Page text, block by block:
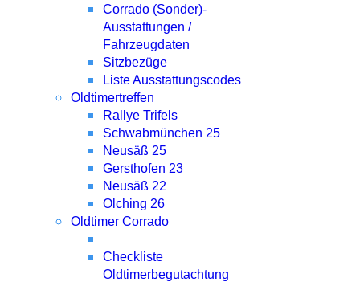
Corrado (Sonder)-
Ausstattungen /
Fahrzeugdaten
Sitzbezüge
Liste Ausstattungscodes
Oldtimertreffen
Rallye Trifels
Schwabmünchen 25
Neusäß 25
Gersthofen 23
Neusäß 22
Olching 26
Oldtimer Corrado
Checkliste
Oldtimerbegutachtung